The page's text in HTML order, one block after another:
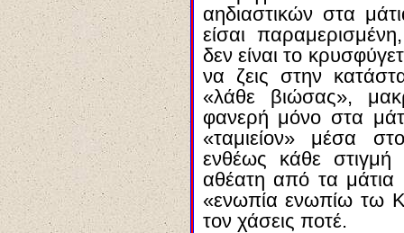
αηδιαστικών στα
είσαι
δεν είναι το
να ζεις στην
«λάθε βιώσας»,
φανερή μόνο στα
«ταμιείον» μέσα
ενθέως κάθε
αθέατη από τα μάτια
«ενωπία ενωπίω τω
τον χάσεις ποτέ.